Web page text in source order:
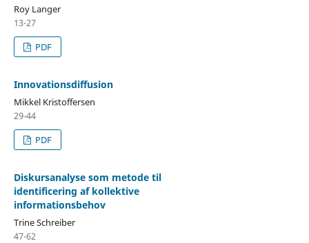
Roy Langer
13-27
PDF
Innovationsdiffusion
Mikkel Kristoffersen
29-44
PDF
Diskursanalyse som metode til
identificering af kollektive
informationsbehov
Trine Schreiber
47-62